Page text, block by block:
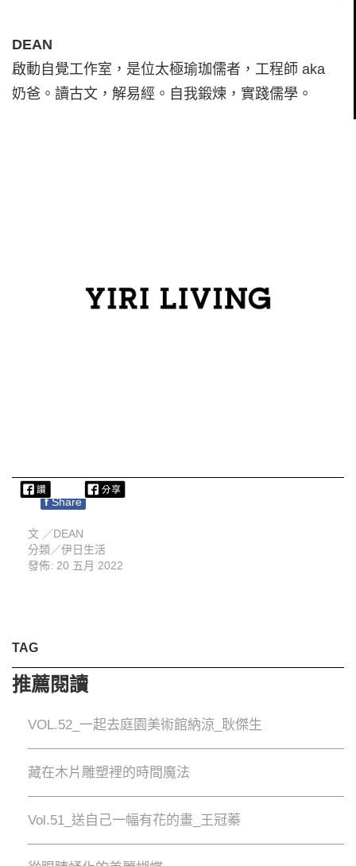
DEAN
啟動自覺工作室，是位太極瑜珈儒者，工程師 aka
奶爸。讀古文，解易經。自我鍛煉，實踐儒學。
f Share
文 ／DEAN
分類／伊日生活
發佈: 20 五月 2022
TAG
推薦閱讀
VOL.52_一起去庭園美術館納涼_耿傑生
藏在木片雕塑裡的時間魔法
Vol.51_送自己一幅有花的畫_王冠蓁